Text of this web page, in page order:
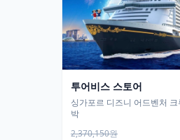
투어비스 스토어
싱가포르 디즈니 어드벤처
박
2,370,150원